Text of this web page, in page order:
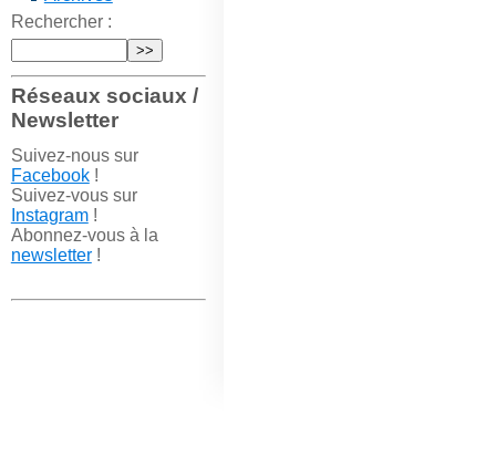
Rechercher :
Réseaux sociaux /
Newsletter
Suivez-nous sur
Facebook!
Suivez-vous sur
Instagram!
Abonnez-vous à la
newsletter!